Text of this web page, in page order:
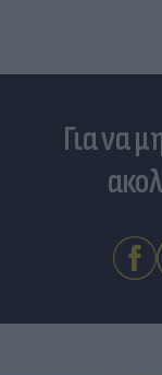
Για να